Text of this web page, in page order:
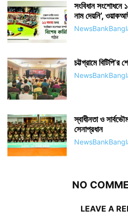
সংবিধান সংশোধনে
নাম দেয়নি’,
চট্টগ্রামে বিটিপি’র
স্বাধীনতা ও
সেনাপ্রধান
NO
LEAVE A